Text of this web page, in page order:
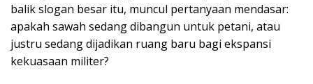
balik slogan besar itu, muncul pertanyaan mendasar:
apakah sawah sedang dibangun untuk petani, atau
justru sedang dijadikan ruang baru bagi ekspansi
kekuasaan militer?